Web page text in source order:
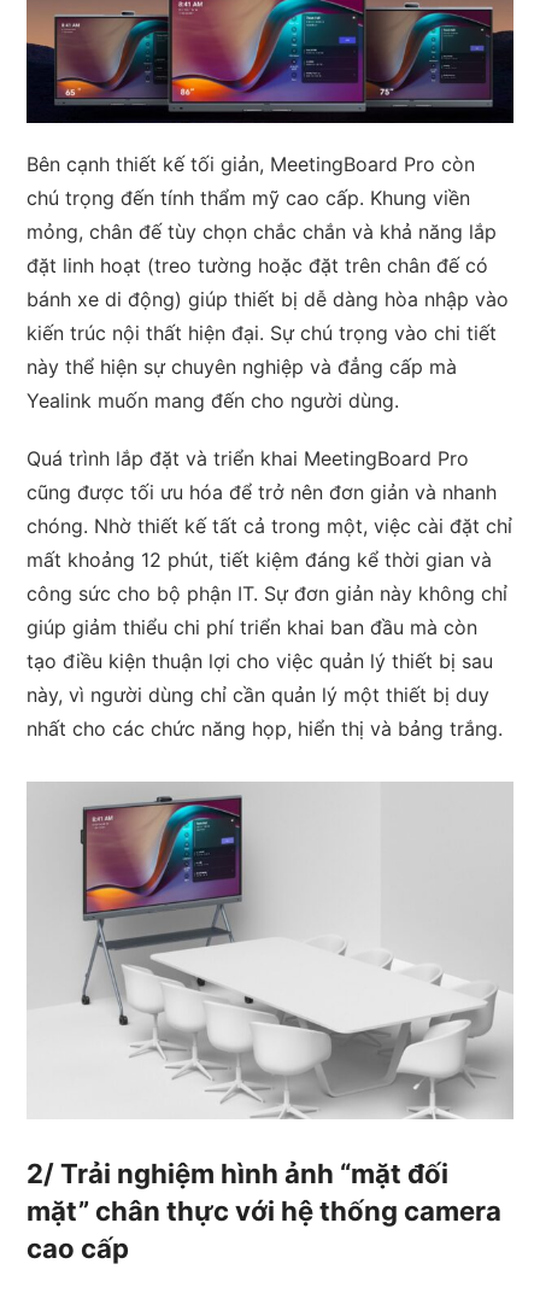
Bên cạnh thiết kế tối giản, MeetingBoard Pro còn
chú trọng đến tính thẩm mỹ cao cấp. Khung viền
mỏng, chân đế tùy chọn chắc chắn và khả năng lắp
đặt linh hoạt (treo tường hoặc đặt trên chân đế có
bánh xe di động) giúp thiết bị dễ dàng hòa nhập vào
kiến trúc nội thất hiện đại. Sự chú trọng vào chi tiết
này thể hiện sự chuyên nghiệp và đẳng cấp mà
Yealink muốn mang đến cho người dùng.
Quá trình lắp đặt và triển khai MeetingBoard Pro
cũng được tối ưu hóa để trở nên đơn giản và nhanh
chóng. Nhờ thiết kế tất cả trong một, việc cài đặt chỉ
mất khoảng 12 phút, tiết kiệm đáng kể thời gian và
công sức cho bộ phận IT. Sự đơn giản này không chỉ
giúp giảm thiểu chi phí triển khai ban đầu mà còn
tạo điều kiện thuận lợi cho việc quản lý thiết bị sau
này, vì người dùng chỉ cần quản lý một thiết bị duy
nhất cho các chức năng họp, hiển thị và bảng trắng.
2/ Trải nghiệm hình ảnh “mặt đối
mặt” chân thực với hệ thống camera
cao cấp